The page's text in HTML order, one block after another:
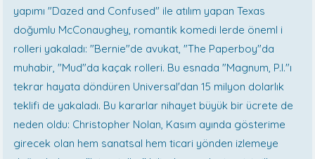
yapımı "Dazed and Confused" ile atılım yapan Texas
doğumlu McConaughey, romantik komedi lerde öneml i
rolleri yakaladı: "Bernie"de avukat, "The Paperboy"da
muhabir, "Mud"da kaçak rolleri. Bu esnada "Magnum, P.I."ı
tekrar hayata döndüren Universal'dan 15 milyon dolarlık
teklifi de yakaladı. Bu kararlar nihayet büyük bir ücrete de
neden oldu: Christopher Nolan, Kasım ayında gösterime
girecek olan hem sanatsal hem ticari yönden izlemeye